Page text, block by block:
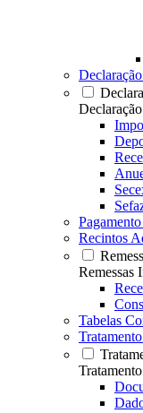
Recintos
Remessas
Tabelas